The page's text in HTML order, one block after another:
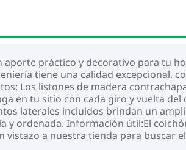
práctico y decorativo para tu
tiene una calidad excepcional,
Los listones de madera
en tu sitio con cada giro y vuelta del
laterales incluidos brindan un
y ordenada. Información útil:El
vistazo a nuestra tienda para buscar